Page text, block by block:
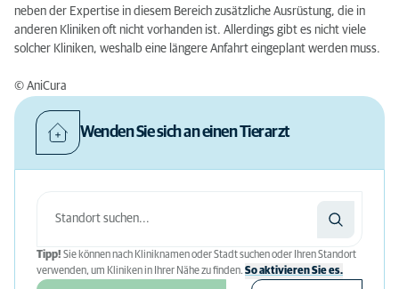
neben der Expertise in diesem Bereich zusätzliche Ausrüstung, die in
anderen Kliniken oft nicht vorhanden ist. Allerdings gibt es nicht viele
solcher Kliniken, weshalb eine längere Anfahrt eingeplant werden muss.
© AniCura
Wenden Sie sich an einen Tierarzt
Tipp! Sie können nach Kliniknamen oder Stadt suchen oder Ihren Standort
verwenden, um Kliniken in Ihrer Nähe zu finden. So aktivieren Sie es.